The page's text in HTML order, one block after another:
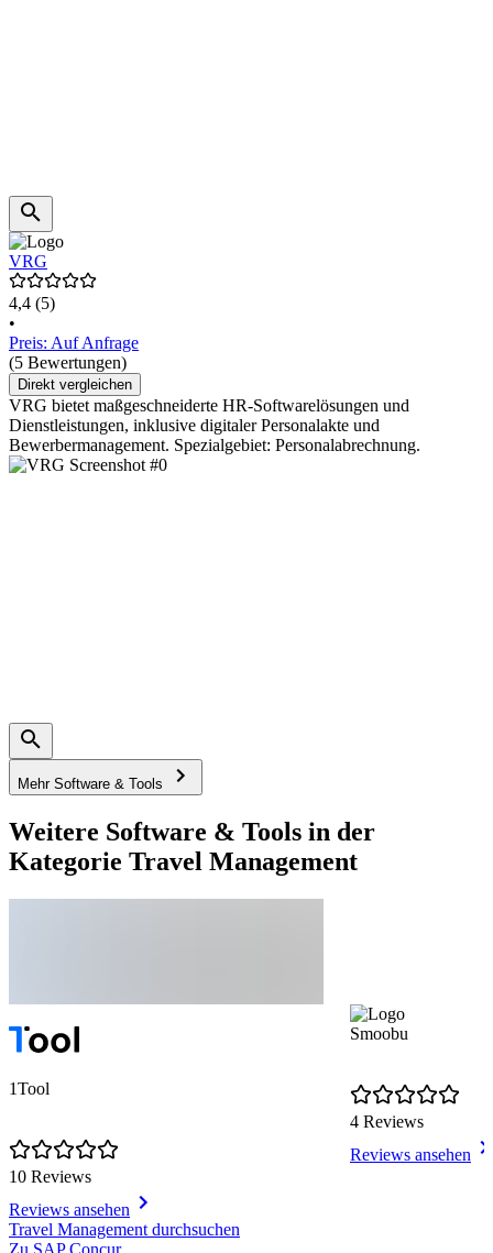
VRG
4,4 (5)
•
Preis: Auf Anfrage
(5 Bewertungen)
Direkt vergleichen
VRG bietet maßgeschneiderte HR-Softwarelösungen und
Dienstleistungen, inklusive digitaler Personalakte und
Bewerbermanagement. Spezialgebiet: Personalabrechnung.
Mehr Software & Tools
Weitere Software & Tools in der
Kategorie Travel Management
1Tool
10 Reviews
Reviews ansehen
Smoobu
4 Reviews
Reviews ansehen
Item
1
Travel Management durchsuchen
Zu SAP Concur